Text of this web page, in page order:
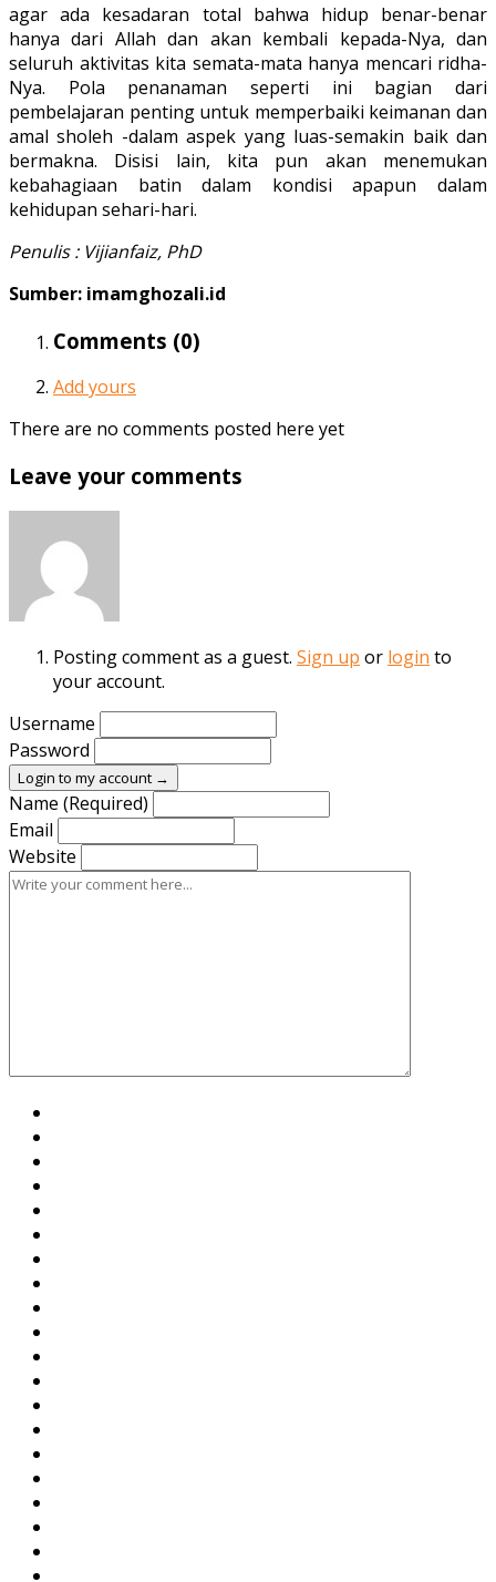
agar ada kesadaran total bahwa hidup benar-benar
hanya dari Allah dan akan kembali kepada-Nya, dan
seluruh aktivitas kita semata-mata hanya mencari ridha-
Nya. Pola penanaman seperti ini bagian dari
pembelajaran penting untuk memperbaiki keimanan dan
amal sholeh -dalam aspek yang luas-semakin baik dan
bermakna. Disisi lain, kita pun akan menemukan
kebahagiaan batin dalam kondisi apapun dalam
kehidupan sehari-hari.
Penulis : Vijianfaiz, PhD
Sumber: imamghozali.id
Comments (0)
Add yours
There are no comments posted here yet
Leave your comments
Posting comment as a guest. Sign up or login to
your account.
Username
Password
Login to my account →
Name (Required)
Email
Website